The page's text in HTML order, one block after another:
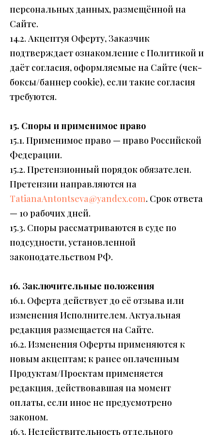
персональных данных, размещённой на
Сайте.
14.2. Акцептуя Оферту, Заказчик
подтверждает ознакомление с Политикой и
даёт согласия, оформляемые на Сайте (чек-
боксы/баннер cookie), если такие согласия
требуются.
15. Споры и применимое право
15.1. Применимое право — право Российской
Федерации.
15.2. Претензионный порядок обязателен.
Претензии направляются на
TatianaAntontseva@yandex.com. Срок ответа
— 10 рабочих дней.
15.3. Споры рассматриваются в суде по
подсудности, установленной
законодательством РФ.
16. Заключительные положения
16.1. Оферта действует до её отзыва или
изменения Исполнителем. Актуальная
редакция размещается на Сайте.
16.2. Изменения Оферты применяются к
новым акцептам; к ранее оплаченным
Продуктам/Проектам применяется
редакция, действовавшая на момент
оплаты, если иное не предусмотрено
законом.
16.3. Недействительность отдельного